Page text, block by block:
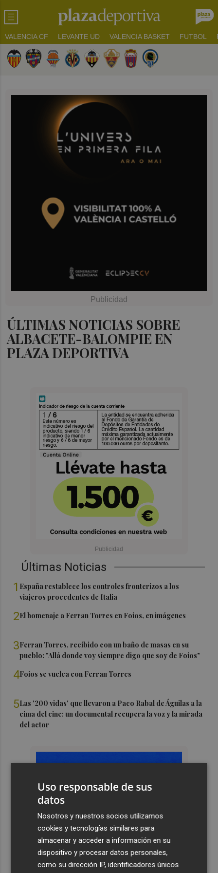
VALENCIA CF LEVANTE UD VALENCIA BASKET FUTBOL
ÚLTIMAS NOTICIAS SOBRE
ALBACETE-BALOMPIE EN
PLAZA DEPORTIVA
Últimas Noticias
1 España restablece los controles fronterizos a los
viajeros procedentes de Italia
2El homenaje a Ferran Torres en Foios, en imágenes
3Ferran Torres, recibido con un baño de masas en su
pueblo: "Allá donde voy siempre digo que soy de Foios"
4Foios se vuelca con Ferran Torres
5Las '200 vidas' que llevaron a Paco Rabal de Águilas a la
cima del cine: un documental recupera la voz y la mirada
del actor
Uso responsable de sus
datos
Nosotros y nuestros socios utilizamos
cookies y tecnologías similares para
almacenar y acceder a información en su
dispositivo y procesar datos personales,
como su dirección IP, identificadores únicos